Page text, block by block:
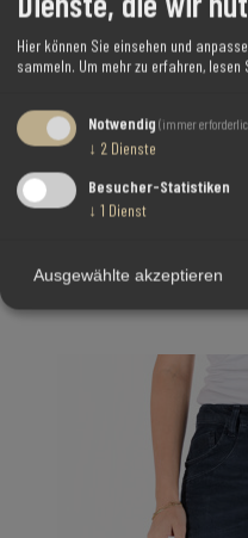
PLEASE - JEANS P78 E25 - BLU
Hier können Sie einsehen und
sammeln. Um mehr zu erfahren, lesen
Notwendig (immer
↓ 2 Dienste
Besucher-Statistiken
↓ 1 Dienst
Ausgewählte akzeptieren